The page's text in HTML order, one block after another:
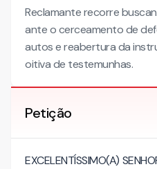
Reclamante recorre
ante o cerceamento de
autos e reabertura da
oitiva de testemunhas.
Petição
EXCELENTÍSSIMO(A)